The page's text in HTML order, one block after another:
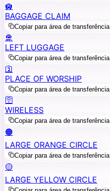
🛄
BAGGAGE CLAIM
Copiar para área de transferência
🛅
LEFT LUGGAGE
Copiar para área de transferência
🛐
PLACE OF WORSHIP
Copiar para área de transferência
🛜
WIRELESS
Copiar para área de transferência
🟠
LARGE ORANGE CIRCLE
Copiar para área de transferência
🟡
LARGE YELLOW CIRCLE